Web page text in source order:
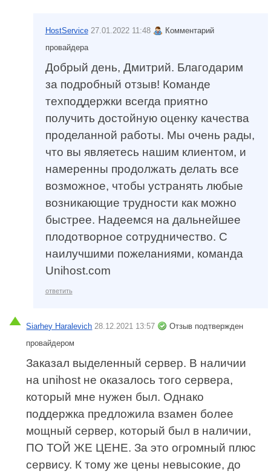
HostService 27.01.2022 11:48
Комментарий
провайдера
Добрый день, Дмитрий. Благодарим
за подробный отзыв! Команде
техподдержки всегда приятно
получить достойную оценку качества
проделанной работы. Мы очень рады,
что вы являетесь нашим клиентом, и
намеренны продолжать делать все
возможное, чтобы устранять любые
возникающие трудности как можно
быстрее. Надеемся на дальнейшее
плодотворное сотрудничество. С
наилучшими пожеланиями, команда
Unihost.com
ответить
Siarhey Haralevich 28.12.2021 13:57
Отзыв подтвержден
провайдером
Заказал выделенный сервер. В наличии
на unihost не оказалось того сервера,
который мне нужен был. Однако
поддержка предложила взамен более
мощный сервер, который был в наличии,
ПО ТОЙ ЖЕ ЦЕНЕ. За это огромный плюс
сервису. К тому же цены невысокие, до